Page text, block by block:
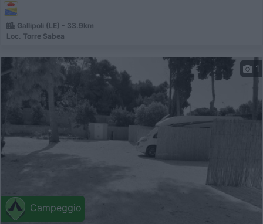
Gallipoli (LE) - 33.9km
Loc. Torre Sabea
Campeggio
1